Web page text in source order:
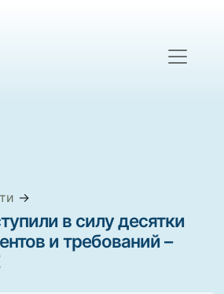
→
в силу десятки
и требований –